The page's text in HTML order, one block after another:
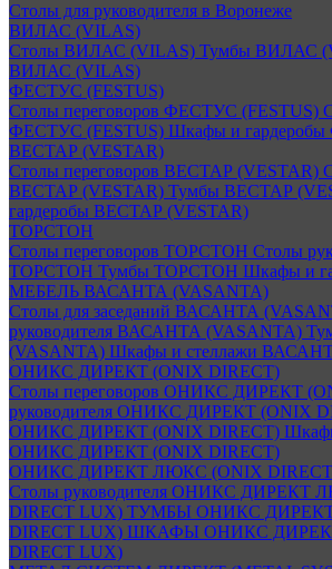
Столы для руководителя в Воронеже
ВИЛАС (VILAS)
Столы ВИЛАС (VILAS) Тумбы ВИЛАС
ВИЛАС (VILAS)
ФЕСТУС (FESTUS)
Столы переговоров ФЕСТУС (FESTUS)
ФЕСТУС (FESTUS) Шкафы и
ВЕСТАР (VESTAR)
Столы переговоров ВЕСТАР (VESTAR)
ВЕСТАР (VESTAR) Тумбы ВЕСТАР
гардеробы ВЕСТАР (VESTAR)
ТОРСТОН
Столы переговоров ТОРСТОН Столы
ТОРСТОН Тумбы ТОРСТОН Шкафы и
МЕБЕЛЬ ВАСАНТА (VASANTA)
Столы для заседаний ВАСАНТА
руководителя ВАСАНТА (VASANTA)
(VASANTA) Шкафы и стеллажи
ОНИКС ДИРЕКТ (ONIX DIRECT)
Столы переговоров ОНИКС ДИРЕКТ
руководителя ОНИКС ДИРЕКТ (ONIX
ОНИКС ДИРЕКТ (ONIX DIRECT)
ОНИКС ДИРЕКТ (ONIX DIRECT)
ОНИКС ДИРЕКТ ЛЮКС (ONIX
Столы руководителя ОНИКС ДИРЕКТ
DIRECT LUX) ТУМБЫ ОНИКС
DIRECT LUX) ШКАФЫ ОНИКС
DIRECT LUX)